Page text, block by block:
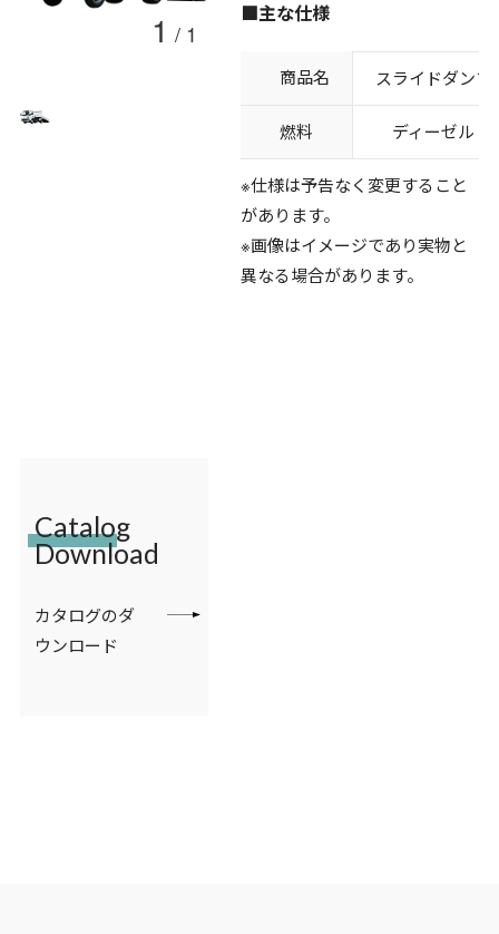
1 / 1
■主な仕様
商品名 スライドダンプ
燃料 ディーゼル
※仕様は予告なく変更すること
があります。
※画像はイメージであり実物と
異なる場合があります。
Catalog
Download
カタログのダ
ウンロード